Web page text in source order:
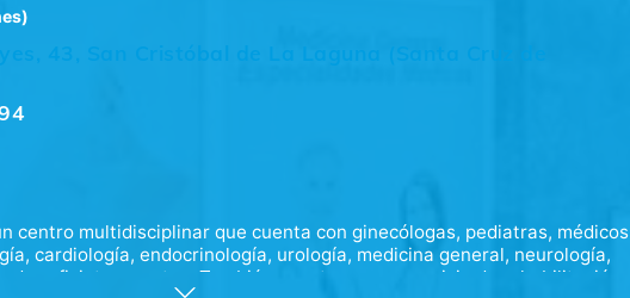
43, San Cristóbal de La Laguna (Santa Cruz de
centro multidisciplinar que cuenta con ginecólogas, pediatras, médicos
cardiología, endocrinología, urología, medicina general, neurología,
y fisioterapeutas. También cuenta con un servicio de rehabilitación